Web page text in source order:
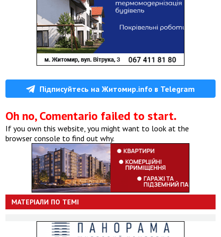
Підписуйтесь на Житомир.info в Telegram
Oh no, Comentario failed to start.
If you own this website, you might want to look at the
browser console to find out why.
МАТЕРІАЛИ ПО ТЕМІ